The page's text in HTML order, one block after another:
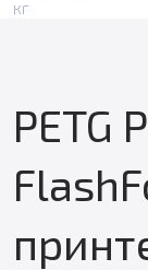
кг
PETG